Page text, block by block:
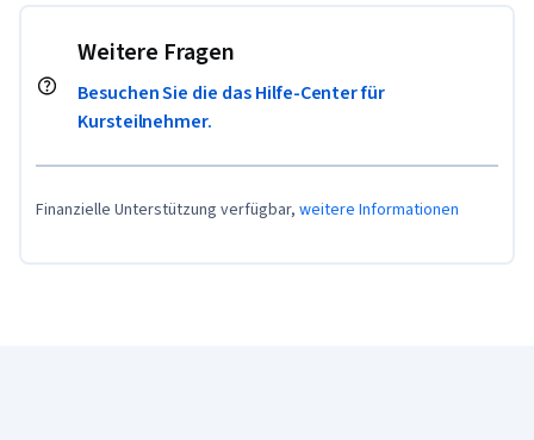
Weitere Fragen
Besuchen Sie die das Hilfe-Center für
Kursteilnehmer.
Finanzielle Unterstützung verfügbar, weitere Informationen